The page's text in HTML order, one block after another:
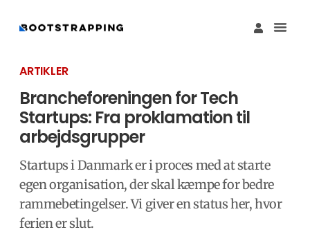
ARTIKLER
Brancheforeningen for Tech
Startups: Fra proklamation til
arbejdsgrupper
Startups i Danmark er i proces med at starte
egen organisation, der skal kæmpe for bedre
rammebetingelser. Vi giver en status her, hvor
ferien er slut.